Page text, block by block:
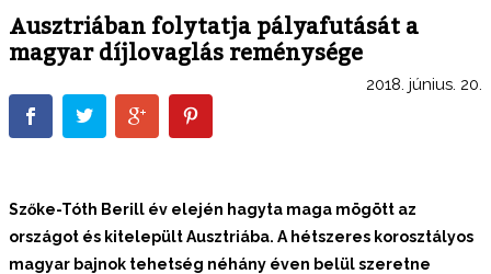
Ausztriában folytatja pályafutását a
magyar díjlovaglás reménysége
2018. június. 20.
Szőke-Tóth Berill év elején hagyta maga mögött az
országot és kitelepült Ausztriába. A hétszeres korosztályos
magyar bajnok tehetség néhány éven belül szeretne